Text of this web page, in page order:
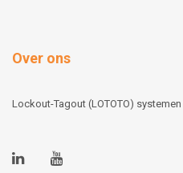
Over ons
Lockout-Tagout (LOTOTO)